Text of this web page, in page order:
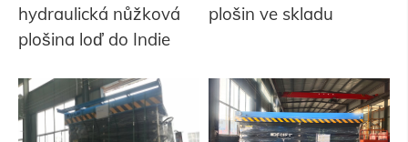
hydraulická nůžková
plošina loď do Indie
plošin ve skladu